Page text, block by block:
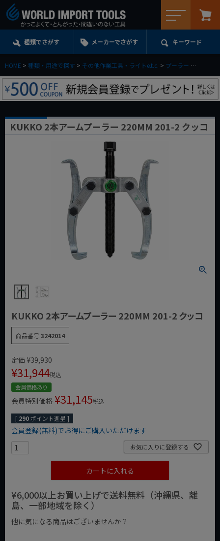
種類でさがす メーカーでさがす キーワード
HOME 種類・用途で探す その他作業工具・ライトe.t.c. プーラー
KUKKO 2本アームプーラー 220MM 201-2 クッコ
KUKKO 2本アームプーラー 220MM 201-2 クッコ
商品番号3242014
定価 ¥39,930
¥31,944税込
会員価格あり
会員特別価格 ¥31,145税込
[ 290ポイント進呈 ]
会員登録(無料)でお得にご購入いただけます
お気に入りに登録する
カートに入れる
¥6,000以上お買い上げで送料無料（沖縄県、離
島、一部地域を除く）
他に気になる商品はございませんか？